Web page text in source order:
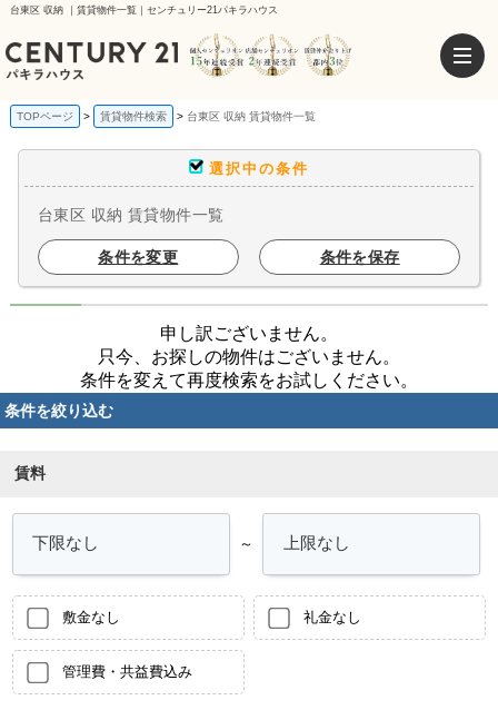
台東区 収納 ｜賃貸物件一覧｜センチュリー21パキラハウス
TOPページ 賃貸物件検索 台東区 収納 賃貸物件一覧
選択中の条件
台東区 収納 賃貸物件一覧
条件を変更 条件を保存
申し訳ございません。
只今、お探しの物件はございません。
条件を変えて再度検索をお試しください。
条件を絞り込む
賃料
～
敷金なし 礼金なし
管理費・共益費込み